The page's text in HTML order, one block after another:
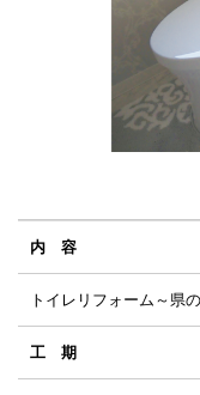
内 容
トイレリフォーム～県
工 期